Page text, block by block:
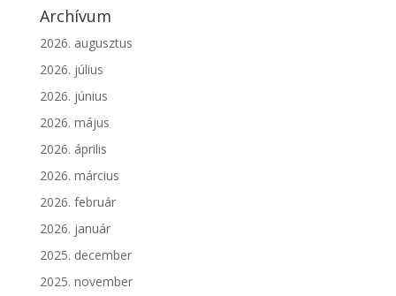
Archívum
2026. augusztus
2026. július
2026. június
2026. május
2026. április
2026. március
2026. február
2026. január
2025. december
2025. november